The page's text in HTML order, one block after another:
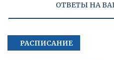
ОТВЕТЫ НА
РАСПИСАНИЕ